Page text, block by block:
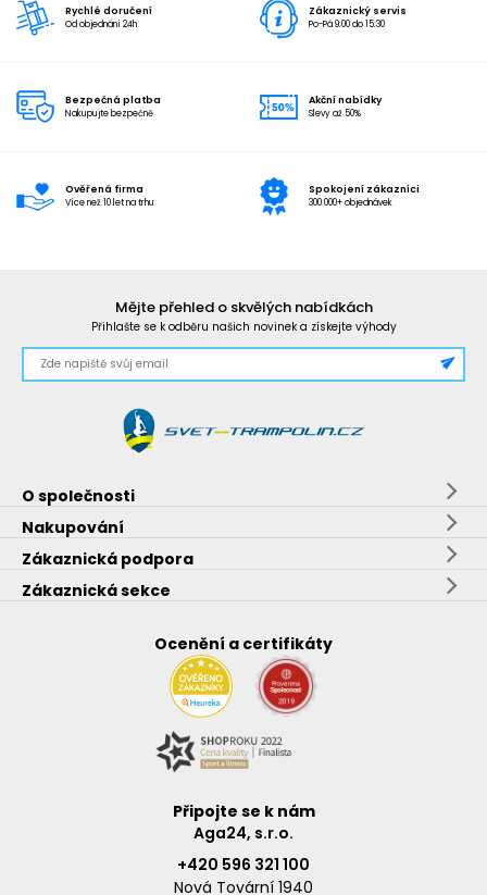
Rychlé doručení
Od objednání 24h
Zákaznický servis
Po-Pá 9:00 do 15:30
Bezpečná platba
Nakupujte bezpečně
Akční nabídky
Slevy až 50%
Ověřená firma
Více než 10 let na trhu
Spokojení zákazníci
300 000+ objednávek
Mějte přehled o skvělých nabídkách
Přihlašte se k odběru našich novinek a získejte výhody
O společnosti
Nakupování
Zákaznická podpora
Zákaznická sekce
Ocenění a certifikáty
Připojte se k nám
Aga24, s.r.o.
+420 596 321 100
Nová Tovární 1940